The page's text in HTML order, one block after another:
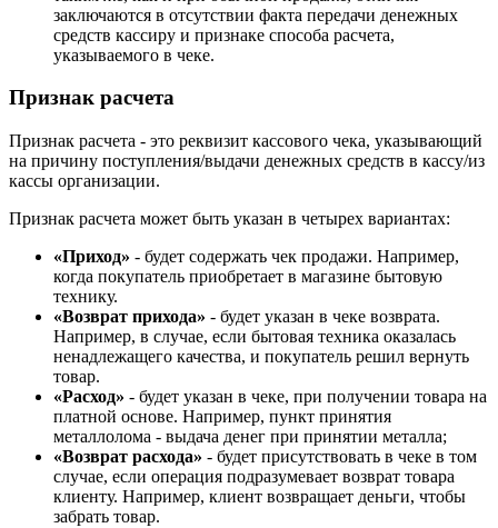
заключаются в отсутствии факта передачи денежных
средств кассиру и признаке способа расчета,
указываемого в чеке.
Признак расчета
Признак расчета - это реквизит кассового чека, указывающий
на причину поступления/выдачи денежных средств в кассу/из
кассы организации.
Признак расчета может быть указан в четырех вариантах:
«Приход» - будет содержать чек продажи. Например,
когда покупатель приобретает в магазине бытовую
технику.
«Возврат прихода» - будет указан в чеке возврата.
Например, в случае, если бытовая техника оказалась
ненадлежащего качества, и покупатель решил вернуть
товар.
«Расход» - будет указан в чеке, при получении товара на
платной основе. Например, пункт принятия
металлолома - выдача денег при принятии металла;
«Возврат расхода» - будет присутствовать в чеке в том
случае, если операция подразумевает возврат товара
клиенту. Например, клиент возвращает деньги, чтобы
забрать товар.